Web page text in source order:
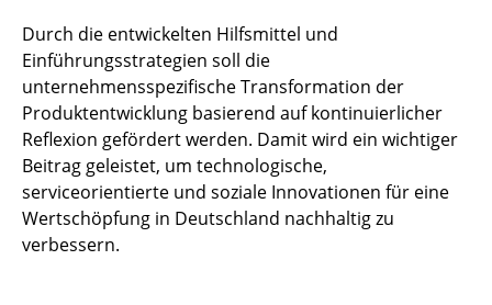
Durch die entwickelten Hilfsmittel und
Einführungsstrategien soll die
unternehmensspezifische Transformation der
Produktentwicklung basierend auf kontinuierlicher
Reflexion gefördert werden. Damit wird ein wichtiger
Beitrag geleistet, um technologische,
serviceorientierte und soziale Innovationen für eine
Wertschöpfung in Deutschland nachhaltig zu
verbessern.